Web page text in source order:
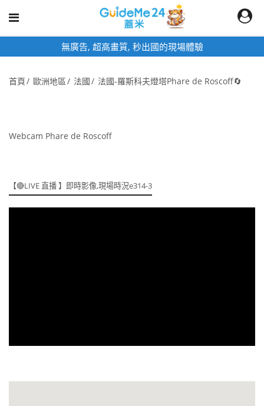
即時影像頁面為固定網址,加入桌面快速觀看
首頁 歐洲地區 法國 法國-羅斯科夫燈塔Phare de Roscoff🔄
Webcam Phare de Roscoff
【🔴LIVE 直播 】即時影像,現場時況e314-3